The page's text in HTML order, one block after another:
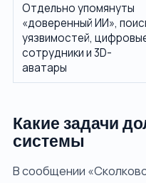
Отдельно упомянуты
«доверенный ИИ»,
уязвимостей,
сотрудники и 3D-
аватары
Какие задачи
системы
В сообщении